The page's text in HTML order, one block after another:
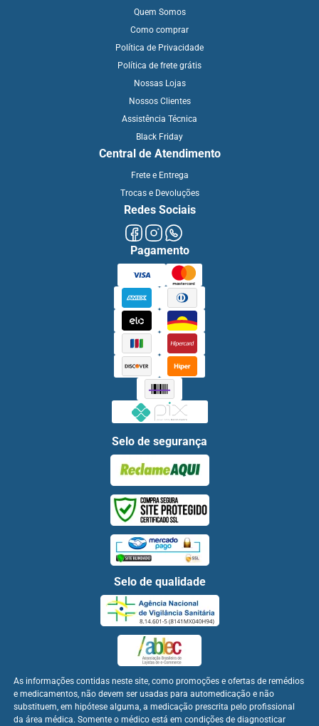
Quem Somos
Como comprar
Política de Privacidade
Política de frete grátis
Nossas Lojas
Nossos Clientes
Assistência Técnica
Black Friday
Central de Atendimento
Frete e Entrega
Trocas e Devoluções
Redes Sociais
Pagamento
Selo de segurança
Selo de qualidade
As informações contidas neste site, como promoções e ofertas de remédios
e medicamentos, não devem ser usadas para automedicação e não
substituem, em hipótese alguma, a medicação prescrita pelo profissional
da área médica. Somente o médico está em condições de diagnosticar